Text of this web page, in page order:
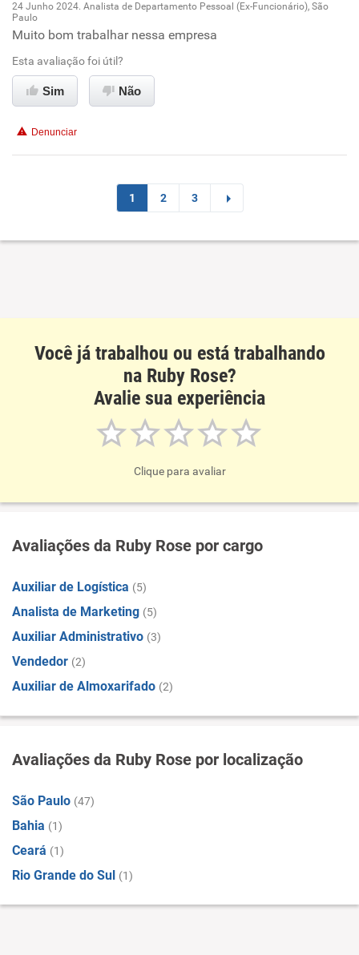
Oportunidade de promoção
Ambiente de trabalho
Conciliação com a vida familiar
Recomenda esta empresa
Recomenda a diretoria
24 Junho 2024. Analista de Departamento Pessoal (Ex-Funcionário), São
Paulo
Muito bom trabalhar nessa empresa
Esta avaliação foi útil?
Sim Não
Denunciar
1 2 3
Você já trabalhou ou está trabalhando
na Ruby Rose?
Avalie sua experiência
Clique para avaliar
Avaliações da Ruby Rose por cargo
Auxiliar de Logística (5)
Analista de Marketing (5)
Auxiliar Administrativo (3)
Vendedor (2)
Auxiliar de Almoxarifado (2)
Avaliações da Ruby Rose por localização
São Paulo (47)
Bahia (1)
Ceará (1)
Rio Grande do Sul (1)